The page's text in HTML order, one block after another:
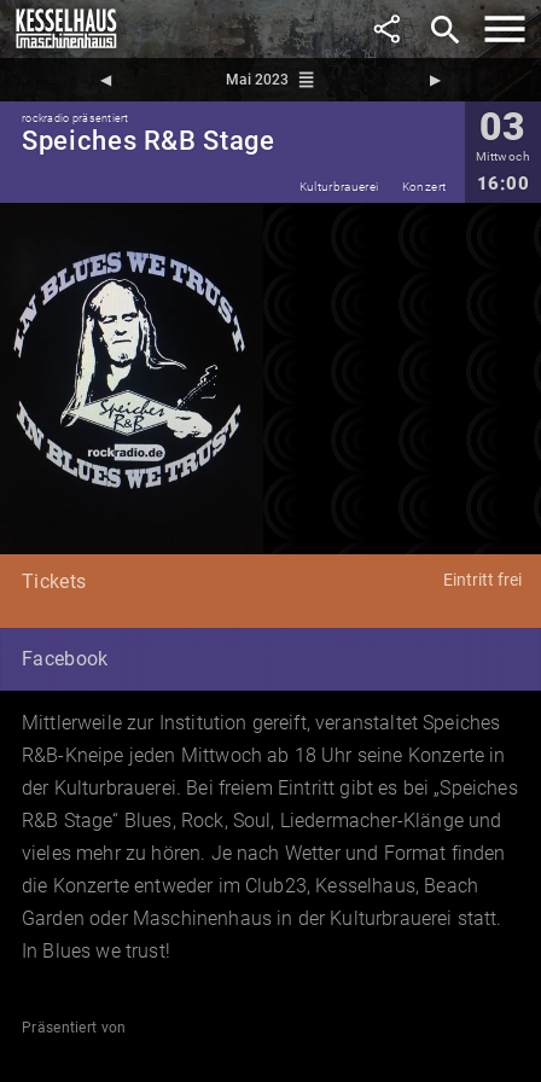
search
◀︎ Mai 2023 reorder ▶︎
rockradio präsentiert
Speiches R&B Stage 03
Mittwoch
16:00
Kulturbrauerei Konzert
Tickets Eintritt frei
Facebook
Mittlerweile zur Institution gereift, veranstaltet Speiches
R&B-Kneipe jeden Mittwoch ab 18 Uhr seine Konzerte in
der Kulturbrauerei. Bei freiem Eintritt gibt es bei „Speiches
R&B Stage“ Blues, Rock, Soul, Liedermacher-Klänge und
vieles mehr zu hören. Je nach Wetter und Format finden
die Konzerte entweder im Club23, Kesselhaus, Beach
Garden oder Maschinenhaus in der Kulturbrauerei statt.
In Blues we trust!
Präsentiert von